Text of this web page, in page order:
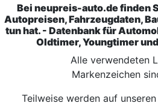
Bei neupreis-auto.de finden
Autopreisen, Fahrzeugdaten,
tun hat. - Datenbank für
Oldtimer, Youngtimer
Alle verwendeten
Markenzeichen
Teilweise werden auf